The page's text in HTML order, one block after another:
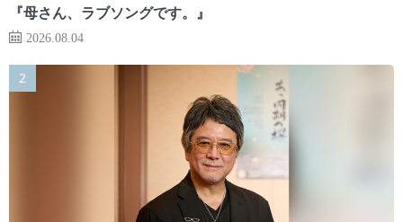
『母さん、ラブソングです。』
2026.08.04